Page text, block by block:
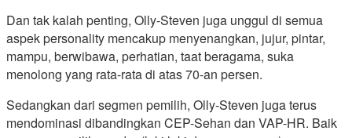
Dan tak kalah penting, Olly-Steven juga unggul di semua
aspek personality mencakup menyenangkan, jujur, pintar,
mampu, berwibawa, perhatian, taat beragama, suka
menolong yang rata-rata di atas 70-an persen.
Sedangkan dari segmen pemilih, Olly-Steven juga terus
mendominasi dibandingkan CEP-Sehan dan VAP-HR. Baik